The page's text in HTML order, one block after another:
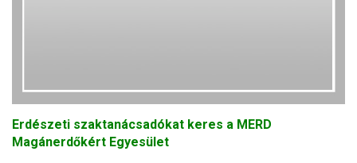
Erdészeti szaktanácsadókat keres a MERD
Magánerdőkért Egyesület